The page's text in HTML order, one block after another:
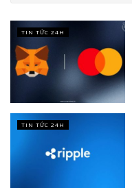
TIN TỨC 24H
TIN TỨC 24H